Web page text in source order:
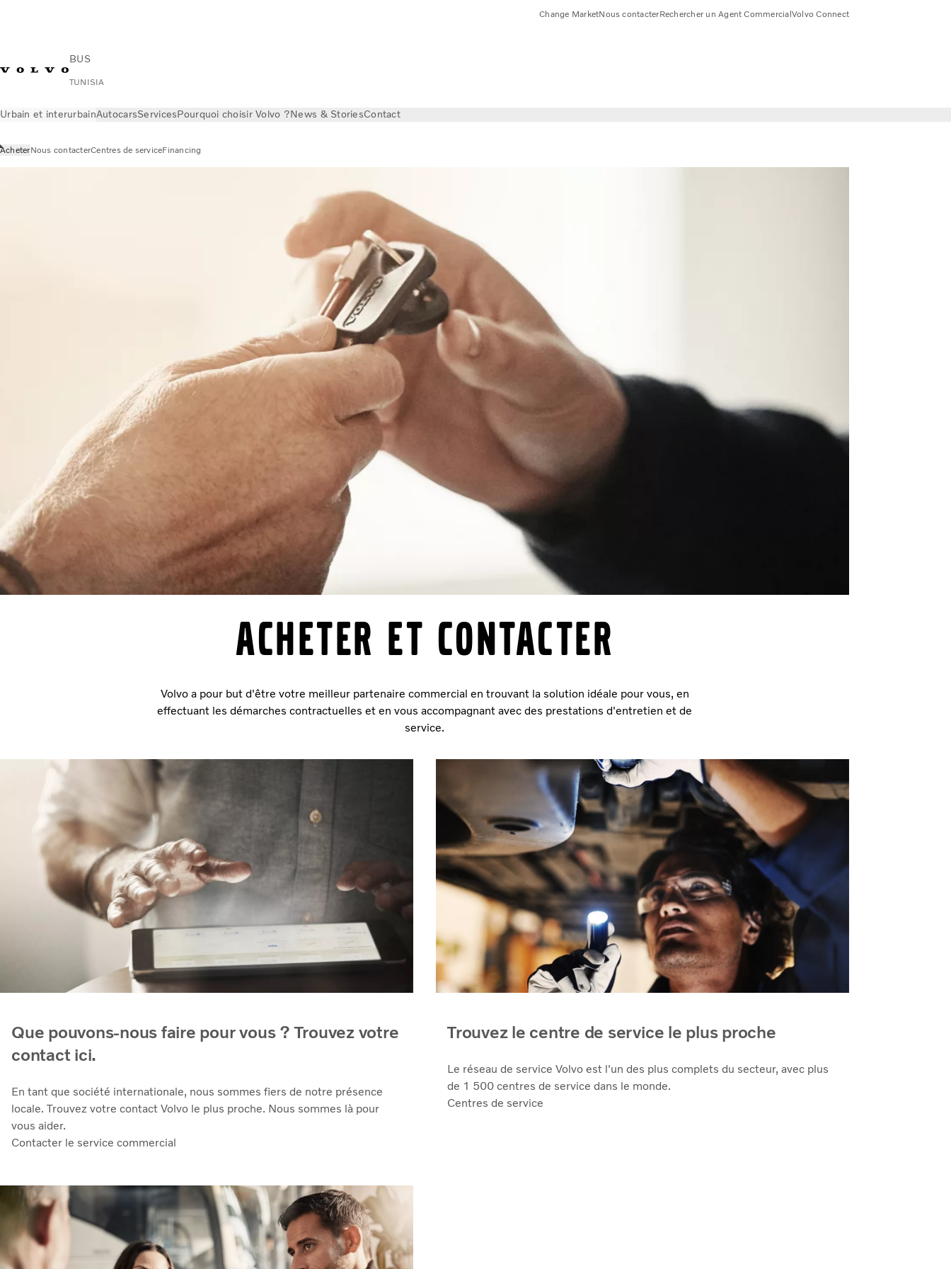
BUS
TUNISIA
Change MarketNous contacterRechercher un Agent Commercial Volvo Connect
Urbain et interurbainAutocarsServicesPourquoi choisir Volvo ?News & StoriesContact
AcheterNous contacterCentres de serviceFinancing
Acheter et contacter
Volvo a pour but d'être votre meilleur partenaire commercial en trouvant la solution idéale pour vous, en
effectuant les démarches contractuelles et en vous accompagnant avec des prestations d'entretien et de
service.
Que pouvons-nous faire pour vous ? Trouvez votre
contact ici.
En tant que société internationale, nous sommes fiers de notre présence
locale. Trouvez votre contact Volvo le plus proche. Nous sommes là pour
vous aider.
Contacter le service commercial
Trouvez le centre de service le plus proche
Le réseau de service Volvo est l'un des plus complets du secteur, avec plus
de 1 500 centres de service dans le monde.
Centres de service